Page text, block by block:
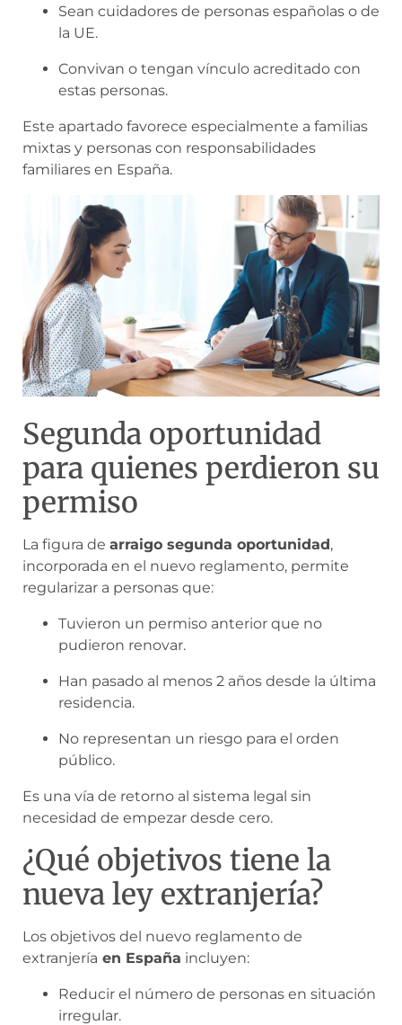
Sean cuidadores de personas españolas o de
la UE.
Convivan o tengan vínculo acreditado con
estas personas.
Este apartado favorece especialmente a familias
mixtas y personas con responsabilidades
familiares en España.
Segunda oportunidad
para quienes perdieron su
permiso
La figura de arraigo segunda oportunidad,
incorporada en el nuevo reglamento, permite
regularizar a personas que:
Tuvieron un permiso anterior que no
pudieron renovar.
Han pasado al menos 2 años desde la última
residencia.
No representan un riesgo para el orden
público.
Es una vía de retorno al sistema legal sin
necesidad de empezar desde cero.
¿Qué objetivos tiene la
nueva ley extranjería?
Los objetivos del nuevo reglamento de
extranjería en España incluyen:
Reducir el número de personas en situación
irregular.